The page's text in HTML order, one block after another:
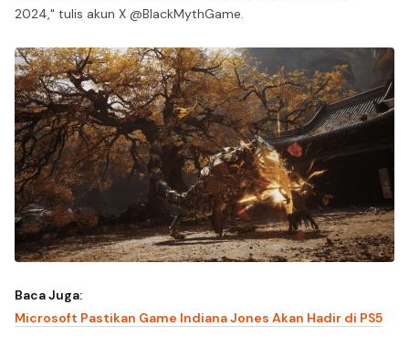
2024," tulis akun X @BlackMythGame.
Baca Juga:
Microsoft Pastikan Game Indiana Jones Akan Hadir di PS5